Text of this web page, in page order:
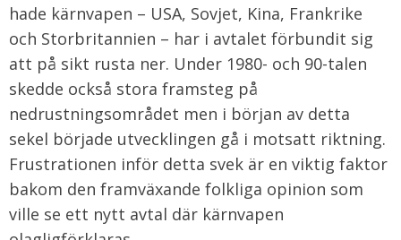
hade kärnvapen – USA, Sovjet, Kina, Frankrike
och Storbritannien – har i avtalet förbundit sig
att på sikt rusta ner. Under 1980- och 90-talen
skedde också stora framsteg på
nedrustningsområdet men i början av detta
sekel började utvecklingen gå i motsatt riktning.
Frustrationen inför detta svek är en viktig faktor
bakom den framväxande folkliga opinion som
ville se ett nytt avtal där kärnvapen